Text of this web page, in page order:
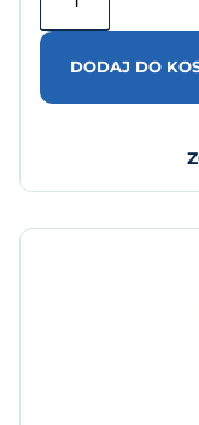
DODAJ DO